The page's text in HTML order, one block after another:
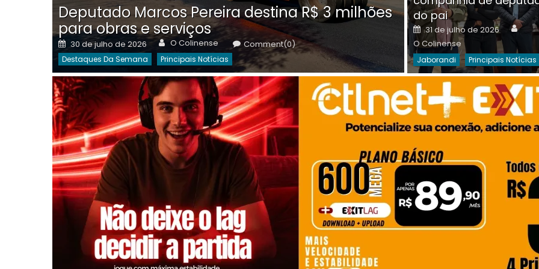
Deputado Marcos Pereira destina R$ 3 milhões
para obras e serviços
Posted
on
30 de julho de 2026 Author
O Colinense Comment(0)
Destaques Da Semana Principais Notícias
on
30 de julho de 2026 O
Destaques Da Semana
do pai
Posted
on
31 de julho de 2026
O Colinense
Jaborandi Principais Notícias